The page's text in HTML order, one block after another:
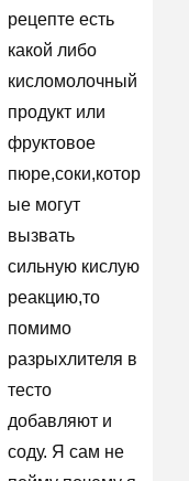
рецепте есть
какой либо
кисломолочный
продукт или
фруктовое
пюре,соки,котор
ые могут
вызвать
сильную кислую
реакцию,то
помимо
разрыхлителя в
тесто
добавляют и
соду. Я сам не